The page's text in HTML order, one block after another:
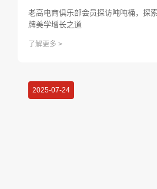
老高电商俱乐部会员探访吨吨桶，探
牌美学增长之道
了解更多 >
2025-07-24